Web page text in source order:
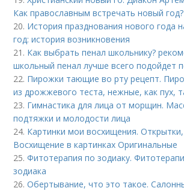
Как православным встречать новый год?
20. История празднования нового года
год: история возникновения
21. Как выбрать пенал школьнику?
школьный пенал лучше всего подойдет
22. Пирожки тающие во рту рецепт.
из дрожжевого теста, нежные, как пух,
23. Гимнастика для лица от морщин.
подтяжки и молодости лица
24. Картинки мои восхищения.
Восхищение в картинках Оригинальные
25.Фитотерапия по зодиаку.
зодиака
26.Обертывание, что это такое.